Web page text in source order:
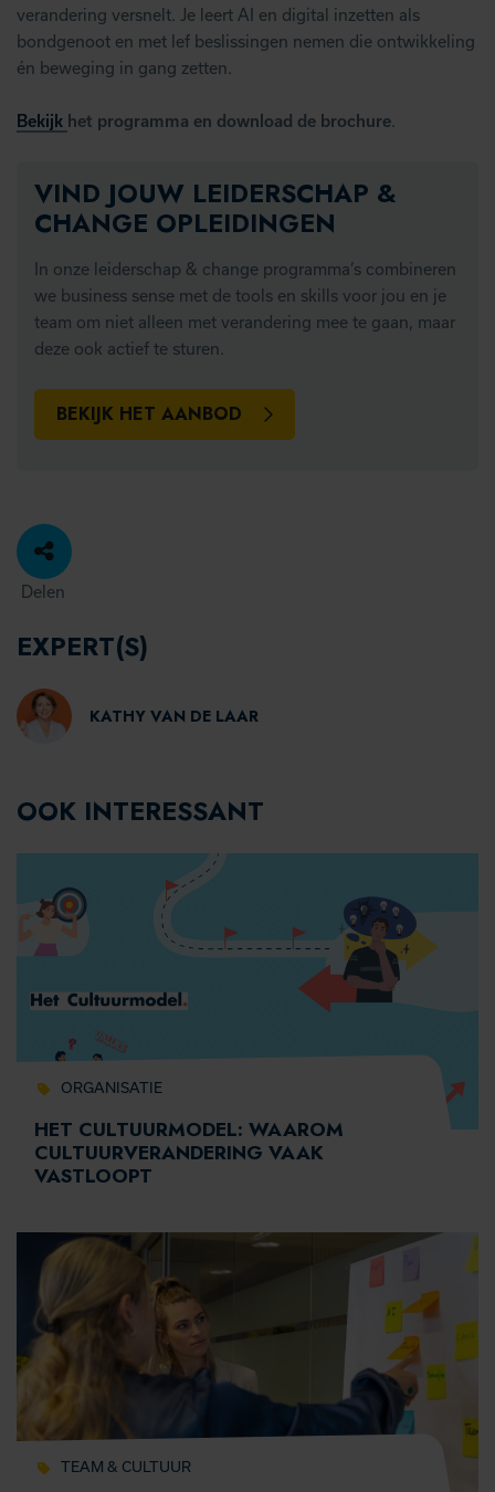
verandering versnelt. Je leert AI en digital inzetten als
bondgenoot en met lef beslissingen nemen die ontwikkeling
én beweging in gang zetten.
Bekijk het programma en download de brochure
VIND JOUW LEIDERSCHAP &
CHANGE OPLEIDINGEN
In onze leiderschap & change programma’s combineren
we business sense met de tools en skills voor jou en je
team om niet alleen met verandering mee te gaan, maar
deze ook actief te sturen.
BEKIJK HET AANBOD
Delen
EXPERT(S)
KATHY VAN DE LAAR
OOK INTERESSANT
ORGANISATIE
HET CULTUURMODEL: WAAROM
CULTUURVERANDERING VAAK
VASTLOOPT
TEAM & CULTUUR